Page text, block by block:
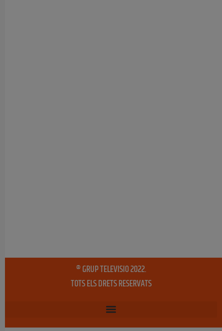
® GRUP TELEVISIO 2022.
TOTS ELS DRETS RESERVATS